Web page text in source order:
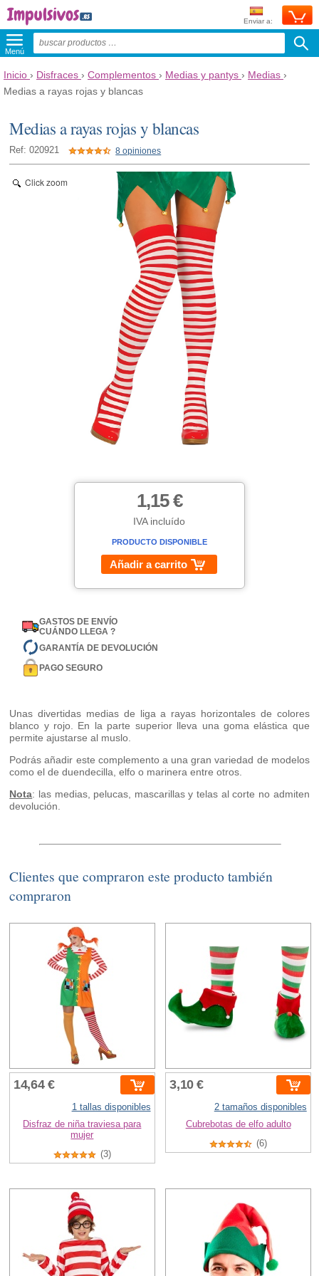
Enviar a:
Menú
Inicio › Disfraces › Complementos › Medias y pantys › Medias ›
Medias a rayas rojas y blancas
Medias a rayas rojas y blancas
Ref: 020921 8 opiniones
Click zoom
1,15 €
IVA incluído
PRODUCTO DISPONIBLE
Añadir a carrito
GASTOS DE ENVÍO
CUÁNDO LLEGA ?
GARANTÍA DE DEVOLUCIÓN
PAGO SEGURO
Unas divertidas medias de liga a rayas horizontales de colores
blanco y rojo. En la parte superior lleva una goma elástica que
permite ajustarse al muslo.
Podrás añadir este complemento a una gran variedad de modelos
como el de duendecilla, elfo o marinera entre otros.
Nota: las medias, pelucas, mascarillas y telas al corte no admiten
devolución.
Clientes que compraron este producto también
compraron
14,64 €
1 tallas disponibles
Disfraz de niña traviesa para
mujer
(3)
3,10 €
2 tamaños disponibles
Cubrebotas de elfo adulto
(6)